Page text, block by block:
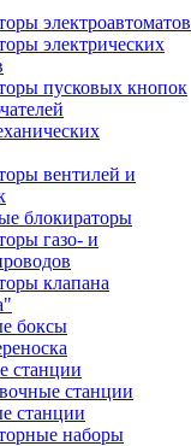
электроавтоматов
электрических
пусковых кнопок
вентилей и
блокираторы
газо- и
клапана
боксы
станции
станции
станции
наборы